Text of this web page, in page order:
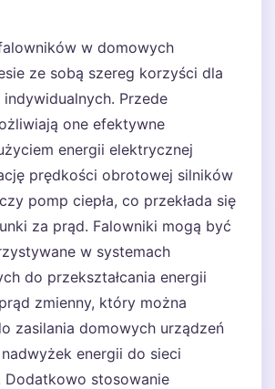
w domowych
ze sobą szereg korzyści dla
Przede
one efektywne
energii elektrycznej
prędkości obrotowej silników
pomp ciepła, co przekłada się
za prąd. Falowniki mogą być
w systemach
do przekształcania energii
zmienny, który można
zasilania domowych urządzeń
energii do sieci
Dodatkowo stosowanie